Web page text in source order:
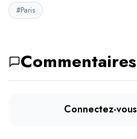
#Paris
Commentaires
Connectez-vous